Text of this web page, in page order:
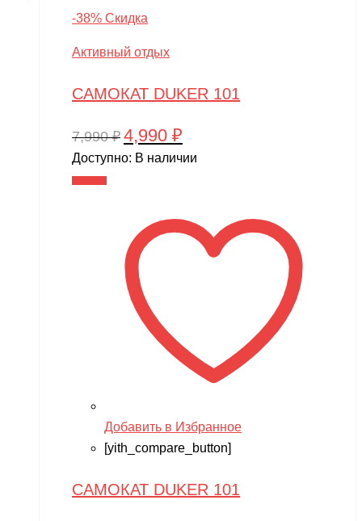
-38% Скидка
Активный отдых
САМОКАТ DUKER 101
7,990₽ Первоначальная
цена
4,990 ₽
цена:
Доступно: В наличии
Добавить в Избранное
[yith_compare_button]
САМОКАТ DUKER 101